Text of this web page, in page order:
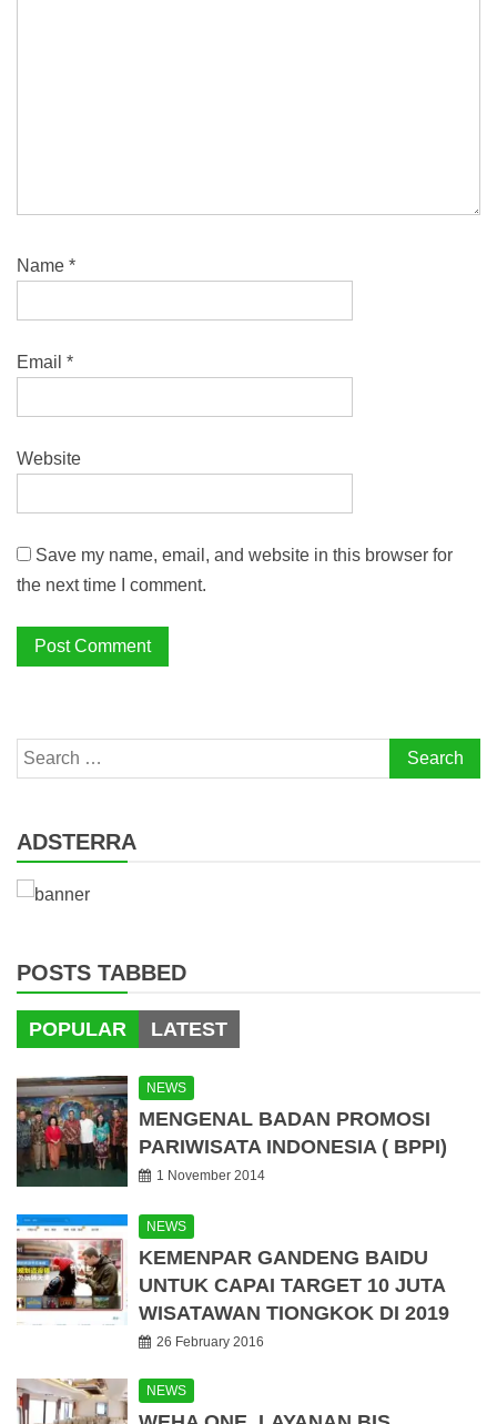
Name *
Email *
Website
Save my name, email, and website in this browser for
the next time I comment.
Search
for:
ADSTERRA
POSTS TABBED
POPULAR LATEST
NEWS
MENGENAL BADAN PROMOSI
PARIWISATA INDONESIA ( BPPI)
1 November 2014
NEWS
KEMENPAR GANDENG BAIDU
UNTUK CAPAI TARGET 10 JUTA
WISATAWAN TIONGKOK DI 2019
26 February 2016
NEWS